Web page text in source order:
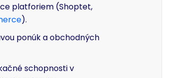
platforiem (Shoptet,
).
ponúk a obchodných
schopnosti v